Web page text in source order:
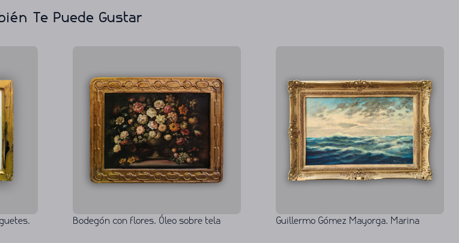
Te Puede Gustar
Bodegón con flores. Óleo sobre tela Guillermo Gómez Mayorga. Marina